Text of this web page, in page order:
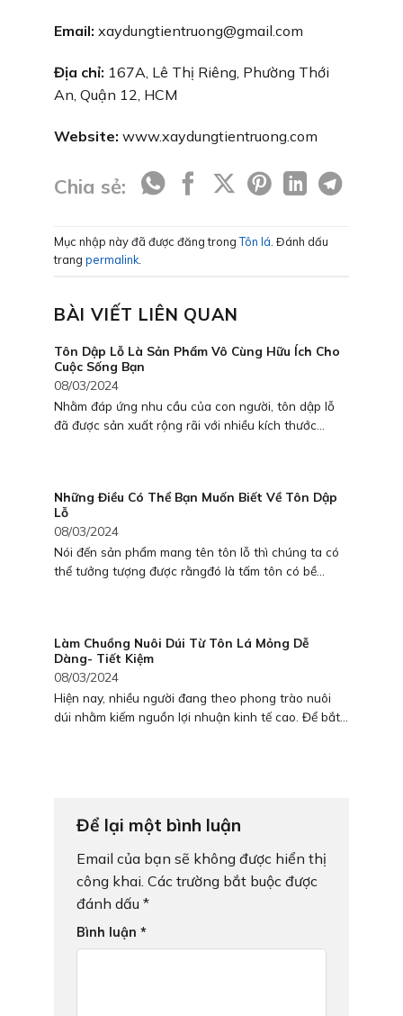
Email: xaydungtientruong@gmail.com
Địa chỉ: 167A, Lê Thị Riêng, Phường Thới
An, Quận 12, HCM
Website: www.xaydungtientruong.com
Chia sẻ:
Mục nhập này đã được đăng trongTôn lá . Đánh dấu
trang permalink
BÀI VIẾT LIÊN QUAN
Tôn Dập Lỗ Là Sản Phẩm Vô Cùng Hữu Ích Cho
Cuộc Sống Bạn
08/03/2024
Nhằm đáp ứng nhu cầu của con người, tôn dập lỗ
đã được sản xuất rộng rãi với nhiều kích thước...
Những Điều Có Thể Bạn Muốn Biết Về Tôn Dập
Lỗ
08/03/2024
Nói đến sản phẩm mang tên tôn lỗ thì chúng ta có
thể tưởng tượng được rằngđó là tấm tôn có bề...
Làm Chuồng Nuôi Dúi Từ Tôn Lá Mỏng Dễ
Dàng- Tiết Kiệm
08/03/2024
Hiện nay, nhiều người đang theo phong trào nuôi
dúi nhằm kiếm nguồn lợi nhuận kinh tế cao. Để bắt...
Để lại một bình luận
Email của bạn sẽ không được hiển thị
công khai. Các trường bắt buộc được
đánh dấu *
Bình luận *